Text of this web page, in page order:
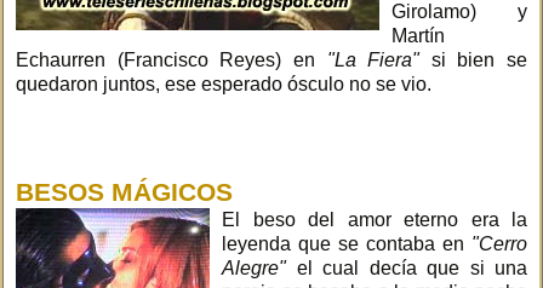
Girolamo) y
Martín
Echaurren (Francisco Reyes) en "La Fiera"si bien se
quedaron juntos, ese esperado ósculo no se vio.
BESOS MÁGICOS
El beso del amor eterno era la
leyenda que se contaba en "Cerro
Alegre"el cual decía que si una